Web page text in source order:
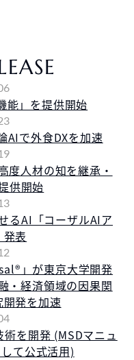
能」を提供開始
AIで外食DXを加速
度人材の知を継承・
供開始
るAI「コーザルAIア
表
」が東京大学開発
・経済領域の因果関
発を加速
を開発 (MSDマニュ
て公式活用)